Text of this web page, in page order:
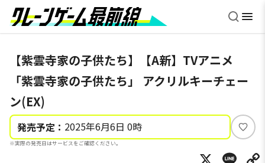
【紫雲寺家の子供たち】【A新】TVアニメ
「紫雲寺家の子供たち」 アクリルキーチェー
ン(EX)
発売予定： 2025年6月6日 0時
※実際の発売日はサービスをご確認ください。
い